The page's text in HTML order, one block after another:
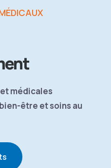
médicales
être et soins au